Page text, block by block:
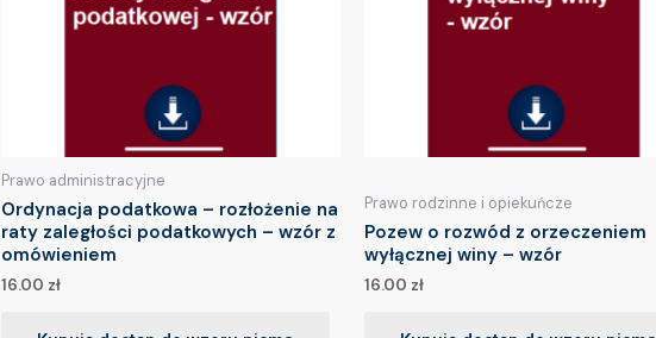
Prawo administracyjne
Ordynacja podatkowa – rozłożenie na
raty zaległości podatkowych – wzór z
omówieniem
16.00 zł
Prawo rodzinne i opiekuńcze
Pozew o rozwód z orzeczeniem
wyłącznej winy – wzór
16.00 zł